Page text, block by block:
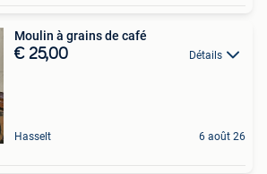
Moulin à grains de café
€ 25,00 Détails
Hasselt 6 août 26